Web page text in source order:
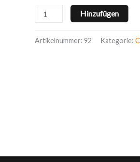
Hinzufügen
Artikelnummer: 92 Kategorie: